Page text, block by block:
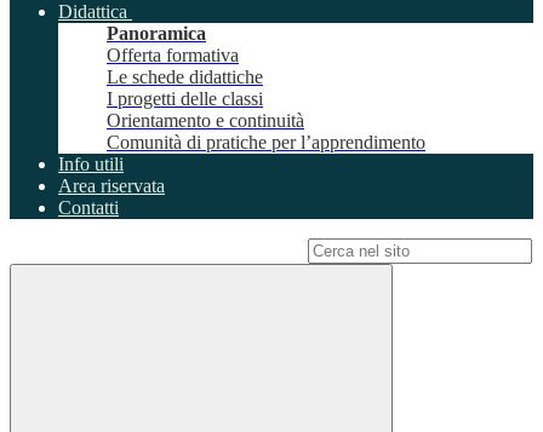
Didattica
Panoramica
Offerta formativa
Le schede didattiche
I progetti delle classi
Orientamento e continuità
Comunità di pratiche per l’apprendimento
Info utili
Area riservata
Contatti